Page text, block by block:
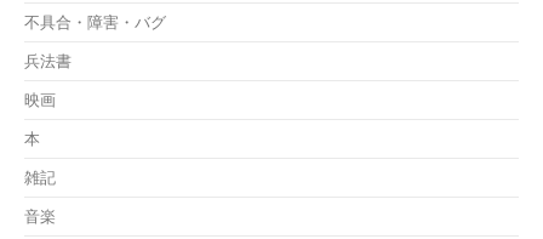
不具合・障害・バグ
兵法書
映画
本
雑記
音楽